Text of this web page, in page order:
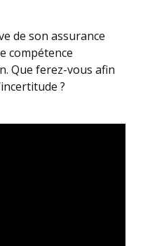
de son assurance
compétence
Que ferez-vous afin
?